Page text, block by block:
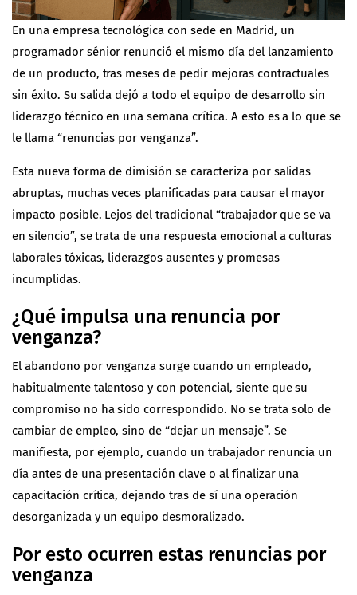
En una empresa tecnológica con sede en Madrid, un
programador sénior renunció el mismo día del lanzamiento
de un producto, tras meses de pedir mejoras contractuales
sin éxito. Su salida dejó a todo el equipo de desarrollo sin
liderazgo técnico en una semana crítica. A esto es a lo que se
le llama “renuncias por venganza”.
Esta nueva forma de dimisión se caracteriza por salidas
abruptas, muchas veces planificadas para causar el mayor
impacto posible. Lejos del tradicional “trabajador que se va
en silencio”, se trata de una respuesta emocional a culturas
laborales tóxicas, liderazgos ausentes y promesas
incumplidas.
¿Qué impulsa una renuncia por
venganza?
El abandono por venganza surge cuando un empleado,
habitualmente talentoso y con potencial, siente que su
compromiso no ha sido correspondido. No se trata solo de
cambiar de empleo, sino de “dejar un mensaje”. Se
manifiesta, por ejemplo, cuando un trabajador renuncia un
día antes de una presentación clave o al finalizar una
capacitación crítica, dejando tras de sí una operación
desorganizada y un equipo desmoralizado.
Por esto ocurren estas renuncias por
venganza